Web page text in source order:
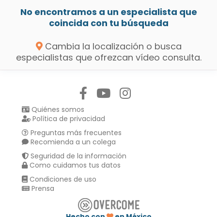
No encontramos a un especialista que
coincida con tu búsqueda
Cambia la localización o busca
especialistas que ofrezcan vídeo consulta.
Quiénes somos
Política de privacidad
Preguntas más frecuentes
Recomienda a un colega
Seguridad de la información
Como cuidamos tus datos
Condiciones de uso
Prensa